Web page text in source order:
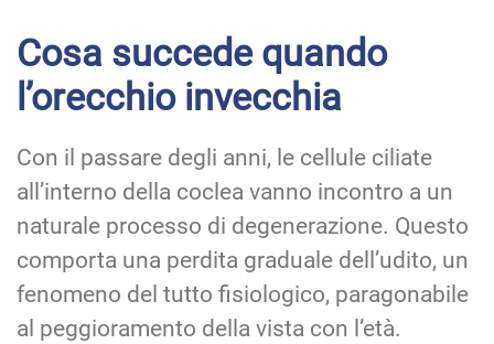
Cosa succede quando
l’orecchio invecchia
Con il passare degli anni, le cellule ciliate
all’interno della coclea vanno incontro a un
naturale processo di degenerazione. Questo
comporta una perdita graduale dell’udito, un
fenomeno del tutto fisiologico, paragonabile
al peggioramento della vista con l’età.